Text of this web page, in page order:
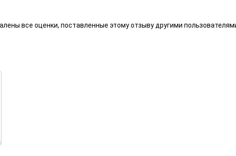
все оценки, поставленные этому отзыву другими